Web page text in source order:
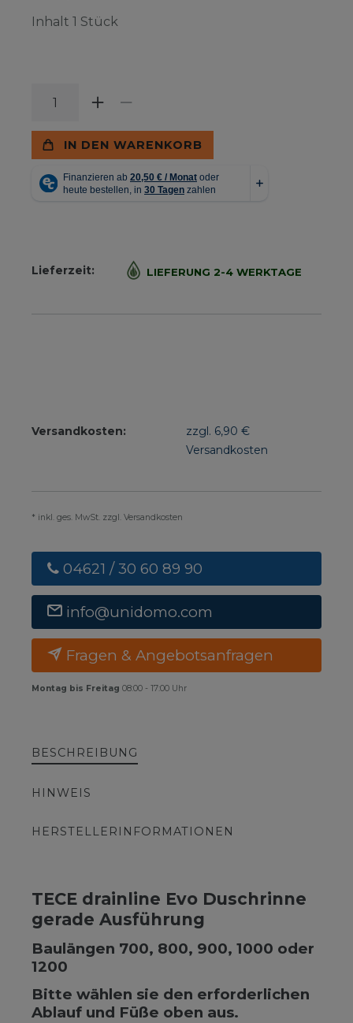
Inhalt 1 Stück
IN DEN WARENKORB
Lieferzeit: LIEFERUNG 2-4 WERKTAGE
Versandkosten:
zzgl. 6,90 €
Versandkosten
* inkl. ges. MwSt. zzgl. Versandkosten
04621 / 30 60 89 90
info@unidomo.com
Fragen & Angebotsanfragen
Montag bis Freitag 08:00 - 17:00 Uhr
BESCHREIBUNG
HINWEIS
HERSTELLERINFORMATIONEN
TECE drainline Evo Duschrinne
gerade Ausführung
Baulängen 700, 800, 900, 1000 oder
1200
Bitte wählen sie den erforderlichen
Ablauf und Füße oben aus.